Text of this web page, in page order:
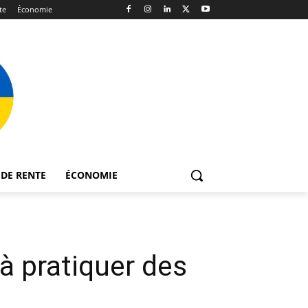
Économie
RENTE ÉCONOMIE
pratiquer des